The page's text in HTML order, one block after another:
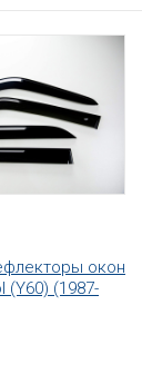
окон
(Y61) (1998-